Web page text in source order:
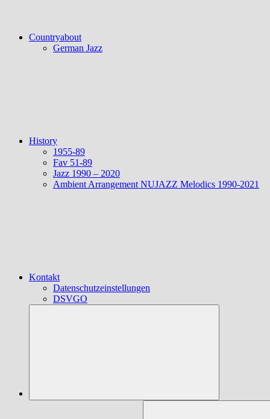
Countryabout
German Jazz
History
1955-89
Fav 51-89
Jazz 1990 – 2020
Ambient Arrangement NUJAZZ Melodics 1990-2021
Kontakt
Datenschutzeinstellungen
DSVGO